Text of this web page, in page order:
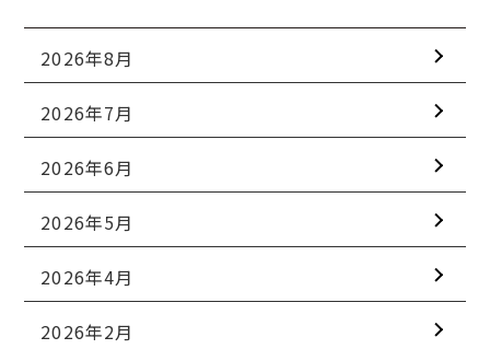
2026年8月
2026年7月
2026年6月
2026年5月
2026年4月
2026年2月